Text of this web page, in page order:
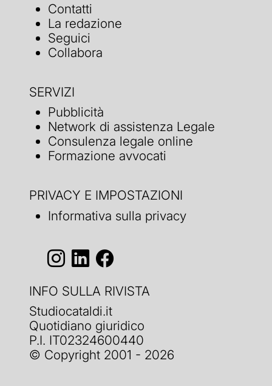
Contatti
La redazione
Seguici
Collabora
SERVIZI
Pubblicità
Network di assistenza Legale
Consulenza legale online
Formazione avvocati
PRIVACY E IMPOSTAZIONI
Informativa sulla privacy
INFO SULLA RIVISTA
Studiocataldi.it
Quotidiano giuridico
P.I. IT02324600440
© Copyright 2001 - 2026